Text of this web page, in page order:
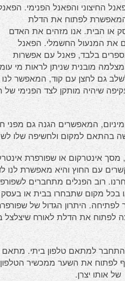
החיצוני והפאנל הפנימי.
המאפשרת לפתוח את הדלת
או הבית. אנו מזהים את האדם
את המנעול החשמלי. הפאנל
מספרים בלבד, פאנל עם אפשרות
מובנית שניתן לראות מי
לשלב גם לחצן עם קוד, המאפשר
שיהיה מותקן לצד הפנימי
המאפשרים הגנה גם מפני
בהתאם למקום ולחשיפה שלו
מסך אינטרקום או שפורפרת
עם החוץ והיא מאפשרת לנו
רוב הפנלים מתחברים
בכל מקום שתבחרו בבית או
היתרון הגדול של
את הדלת לאורח שיצלצל
למתאם טלפון ביתי.
לפתוח את השער ממכשיר
אותו יצרן.